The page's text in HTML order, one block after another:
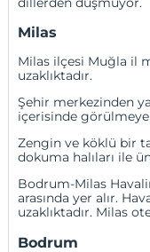
Milas
Milas ilçesi Muğla il
uzaklıktadır.
Şehir merkezinden
içerisinde görülmeye
Zengin ve köklü bir
dokuma halıları ile
Bodrum-Milas
arasında yer alır.
uzaklıktadır. Milas
Bodrum